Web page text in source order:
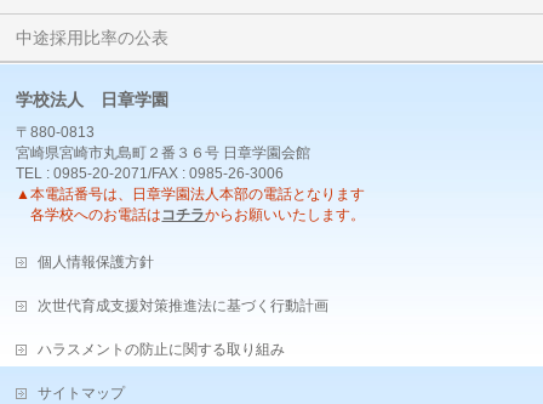
中途採用比率の公表
学校法人 日章学園
〒880-0813
宮崎県宮崎市丸島町２番３６号 日章学園会館
TEL : 0985-20-2071/FAX : 0985-26-3006
▲本電話番号は、日章学園法人本部の電話となります
各学校へのお電話は コチラからお願いいたします。
個人情報保護方針
次世代育成支援対策推進法に基づく行動計画
ハラスメントの防止に関する取り組み
サイトマップ